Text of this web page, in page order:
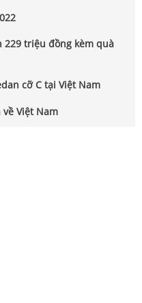
229 triệu đồng kèm quà
cỡ C tại Việt Nam
về Việt Nam